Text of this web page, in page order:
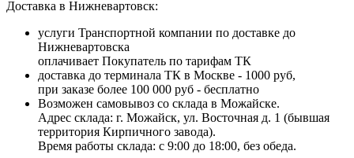
Доставка в Нижневартовск:
услуги Транспортной компании по доставке до
Нижневартовска
оплачивает Покупатель по тарифам ТК
доставка до терминала ТК в Москве - 1000 руб,
при заказе более 100 000 руб - бесплатно
Возможен самовывоз со склада в Можайске.
Адрес склада: г. Можайск, ул. Восточная д. 1 (бывшая
территория Кирпичного завода).
Время работы склада: с 9:00 до 18:00, без обеда.